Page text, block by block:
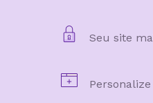
Seu site